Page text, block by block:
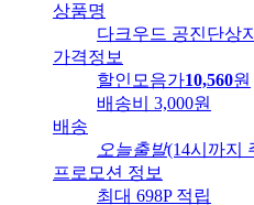
상품명
다크우드 공진단상
가격정보
할인모음가10,560원
배송비
3,000원
배송
오늘출발(14시까지
프로모션 정보
최대 698P 적립